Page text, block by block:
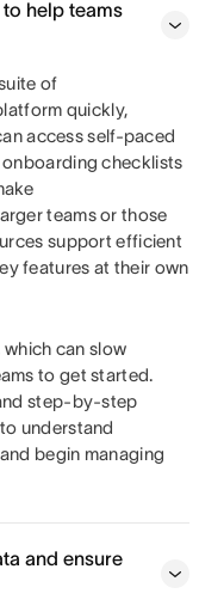
help teams
of
quickly,
access self-paced
checklists
teams or those
support efficient
features at their own
can slow
to get started.
step-by-step
understand
begin managing
and ensure